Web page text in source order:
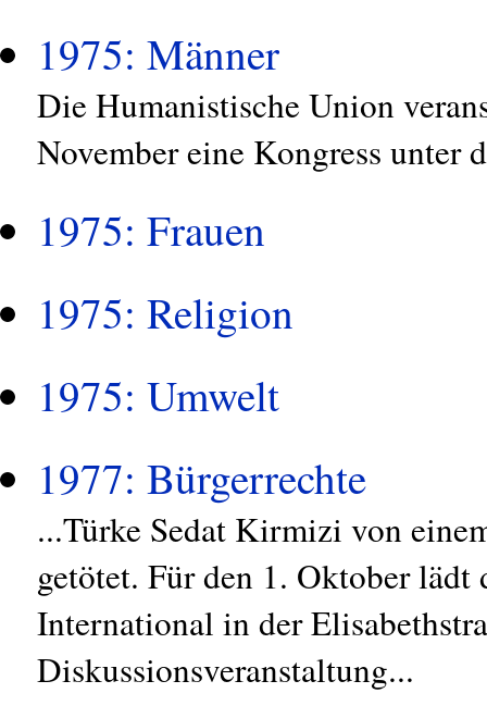
1975: Männer
Die Humanistische Union
November eine Kongress unter
1975: Frauen
1975: Religion
1975: Umwelt
1977: Bürgerrechte
...Türke Sedat Kirmizi von
getötet. Für den 1. Oktober
International in der
Diskussionsveranstaltung...